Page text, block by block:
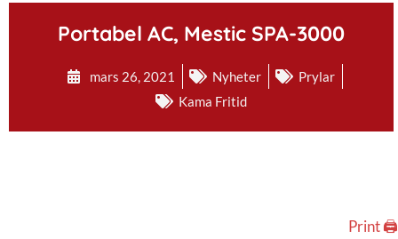
Portabel AC, Mestic SPA-3000
mars 26, 2021 Nyheter
Prylar
Kama Fritid
Print 🖨